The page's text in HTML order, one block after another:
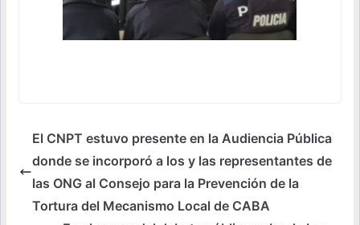
El CNPT estuvo presente en la Audiencia Pública
donde se incorporó a los y las representantes de
las ONG al Consejo para la Prevención de la
Tortura del Mecanismo Local de CABA